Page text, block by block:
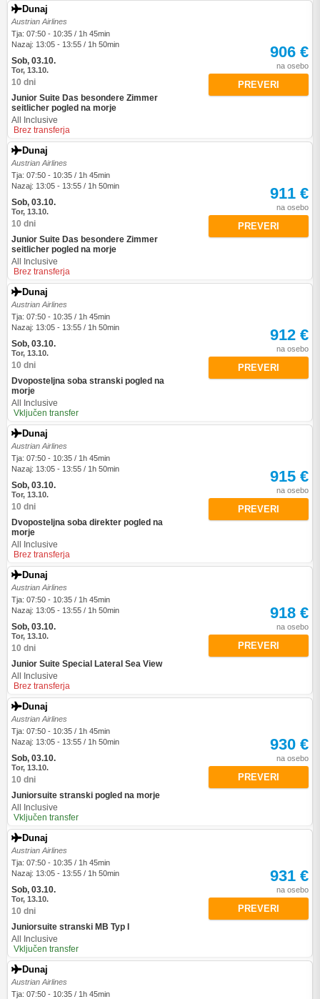
Dunaj
Austrian Airlines
Tja: 07:50 - 10:35 / 1h 45min
Nazaj: 13:05 - 13:55 / 1h 50min
Sob, 03.10.
Tor, 13.10.
10 dni
Junior Suite Das besondere Zimmer
seitlicher pogled na morje
All Inclusive
Brez transferja
906 €
na osebo
PREVERI
Dunaj
Austrian Airlines
Tja: 07:50 - 10:35 / 1h 45min
Nazaj: 13:05 - 13:55 / 1h 50min
Sob, 03.10.
Tor, 13.10.
10 dni
Junior Suite Das besondere Zimmer
seitlicher pogled na morje
All Inclusive
Brez transferja
911 €
na osebo
PREVERI
Dunaj
Austrian Airlines
Tja: 07:50 - 10:35 / 1h 45min
Nazaj: 13:05 - 13:55 / 1h 50min
Sob, 03.10.
Tor, 13.10.
10 dni
Dvoposteljna soba stranski pogled na
morje
All Inclusive
Vključen transfer
912 €
na osebo
PREVERI
Dunaj
Austrian Airlines
Tja: 07:50 - 10:35 / 1h 45min
Nazaj: 13:05 - 13:55 / 1h 50min
Sob, 03.10.
Tor, 13.10.
10 dni
Dvoposteljna soba direkter pogled na
morje
All Inclusive
Brez transferja
915 €
na osebo
PREVERI
Dunaj
Austrian Airlines
Tja: 07:50 - 10:35 / 1h 45min
Nazaj: 13:05 - 13:55 / 1h 50min
Sob, 03.10.
Tor, 13.10.
10 dni
Junior Suite Special Lateral Sea View
All Inclusive
Brez transferja
918 €
na osebo
PREVERI
Dunaj
Austrian Airlines
Tja: 07:50 - 10:35 / 1h 45min
Nazaj: 13:05 - 13:55 / 1h 50min
Sob, 03.10.
Tor, 13.10.
10 dni
Juniorsuite stranski pogled na morje
All Inclusive
Vključen transfer
930 €
na osebo
PREVERI
Dunaj
Austrian Airlines
Tja: 07:50 - 10:35 / 1h 45min
Nazaj: 13:05 - 13:55 / 1h 50min
Sob, 03.10.
Tor, 13.10.
10 dni
Juniorsuite stranski MB Typ I
All Inclusive
Vključen transfer
931 €
na osebo
PREVERI
Dunaj
Austrian Airlines
Tja: 07:50 - 10:35 / 1h 45min